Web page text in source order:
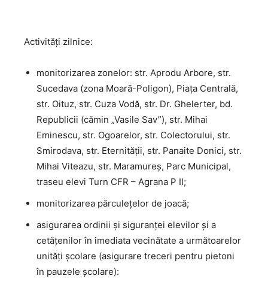
Activităţi zilnice:
monitorizarea zonelor: str. Aprodu Arbore, str.
Sucedava (zona Moară-Poligon), Piața Centrală,
str. Oituz, str. Cuza Vodă, str. Dr. Ghelerter, bd.
Republicii (cămin „Vasile Sav”), str. Mihai
Eminescu, str. Ogoarelor, str. Colectorului, str.
Smirodava, str. Eternității, str. Panaite Donici, str.
Mihai Viteazu, str. Maramureș, Parc Municipal,
traseu elevi Turn CFR – Agrana P II;
monitorizarea părculețelor de joacă;
asigurarea ordinii şi siguranţei elevilor şi a
cetăţenilor în imediata vecinătate a următoarelor
unităţi şcolare (asigurare treceri pentru pietoni
în pauzele școlare):